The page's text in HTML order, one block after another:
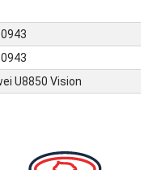
U8850 Vision